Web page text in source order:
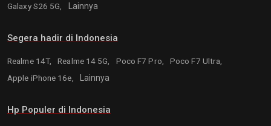
Galaxy S26 5G, Lainnya
Segera hadir di Indonesia
Realme 14T, Realme 14 5G, Poco F7 Pro,
Poco F7 Ultra,
Apple iPhone 16e,
Lainnya
Hp Populer di Indonesia